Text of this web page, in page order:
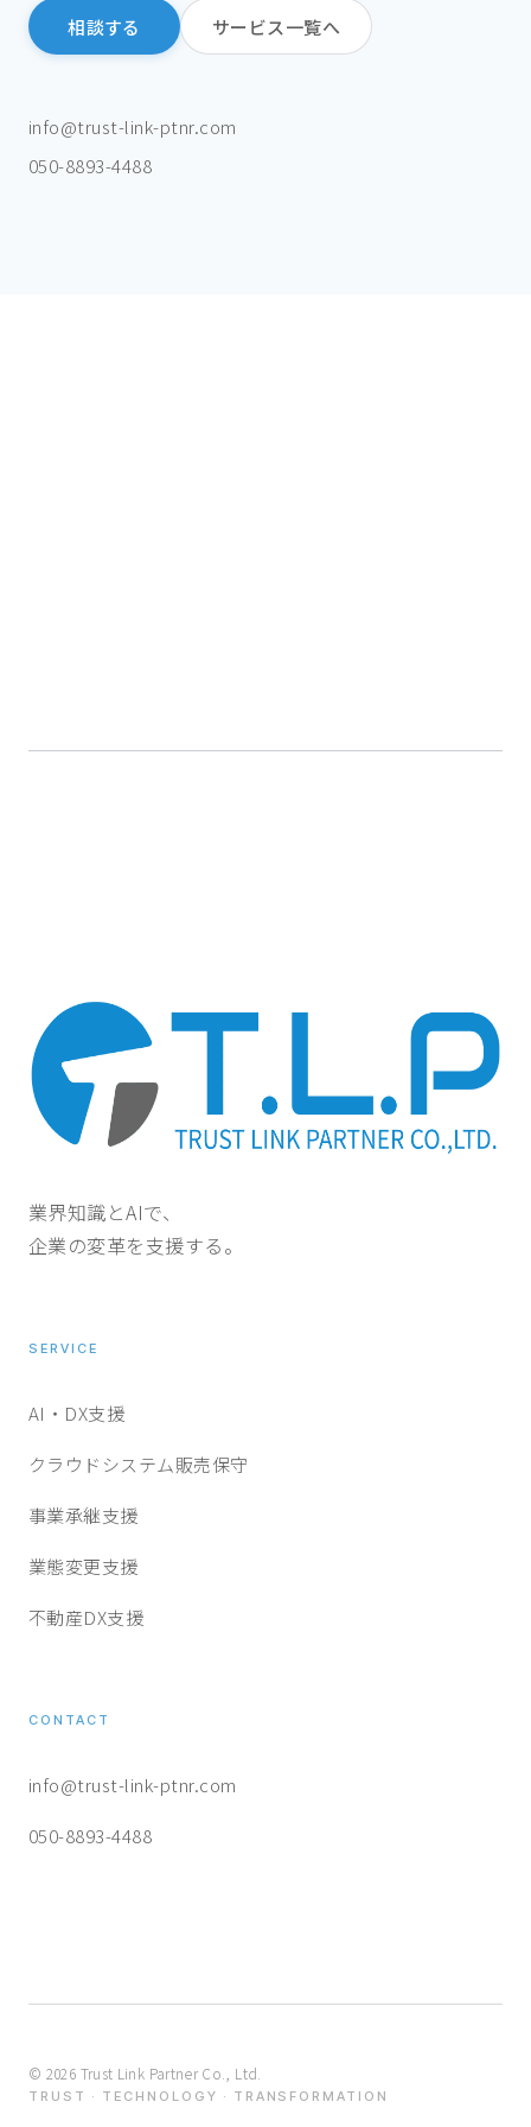
相談する サービス一覧へ
info@trust-link-ptnr.com
050-8893-4488
業界知識とAIで、
企業の変革を支援する。
SERVICE
AI・DX支援
クラウドシステム販売保守
事業承継支援
業態変更支援
不動産DX支援
CONTACT
info@trust-link-ptnr.com
050-8893-4488
© 2026 Trust Link Partner Co., Ltd.
TRUST · TECHNOLOGY · TRANSFORMATION